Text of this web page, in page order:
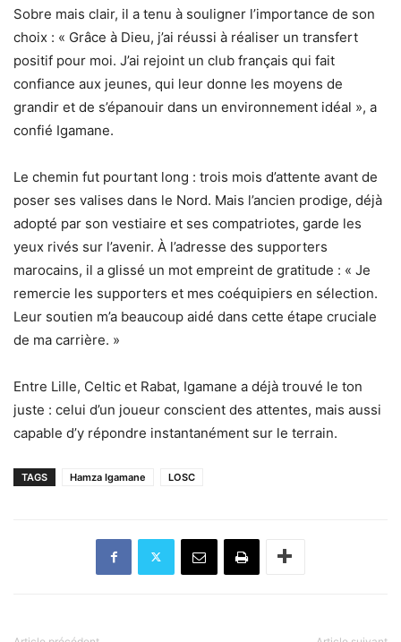
Sobre mais clair, il a tenu à souligner l’importance de son
choix : « Grâce à Dieu, j’ai réussi à réaliser un transfert
positif pour moi. J’ai rejoint un club français qui fait
confiance aux jeunes, qui leur donne les moyens de
grandir et de s’épanouir dans un environnement idéal », a
confié Igamane.
Le chemin fut pourtant long : trois mois d’attente avant de
poser ses valises dans le Nord. Mais l’ancien prodige, déjà
adopté par son vestiaire et ses compatriotes, garde les
yeux rivés sur l’avenir. À l’adresse des supporters
marocains, il a glissé un mot empreint de gratitude : « Je
remercie les supporters et mes coéquipiers en sélection.
Leur soutien m’a beaucoup aidé dans cette étape cruciale
de ma carrière. »
Entre Lille, Celtic et Rabat, Igamane a déjà trouvé le ton
juste : celui d’un joueur conscient des attentes, mais aussi
capable d’y répondre instantanément sur le terrain.
TAGS Hamza Igamane LOSC